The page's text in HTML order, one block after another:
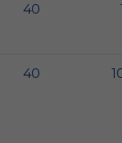
40
40